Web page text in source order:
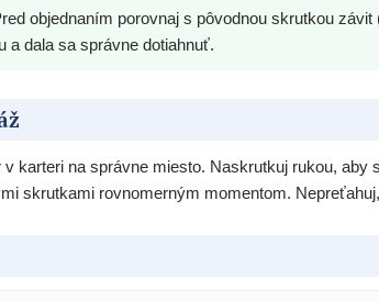
objednaním porovnaj s pôvodnou skrutkou
a dala sa správne dotiahnuť.
karteri na správne miesto. Naskrutkuj rukou, aby
skrutkami rovnomerným momentom.